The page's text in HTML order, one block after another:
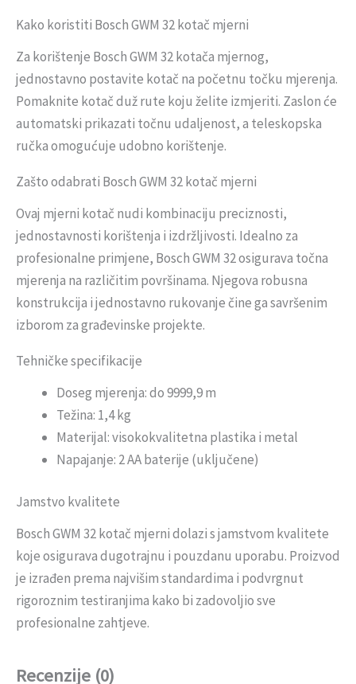
Kako koristiti Bosch GWM 32 kotač mjerni
Za korištenje Bosch GWM 32 kotača mjernog,
jednostavno postavite kotač na početnu točku mjerenja.
Pomaknite kotač duž rute koju želite izmjeriti. Zaslon će
automatski prikazati točnu udaljenost, a teleskopska
ručka omogućuje udobno korištenje.
Zašto odabrati Bosch GWM 32 kotač mjerni
Ovaj mjerni kotač nudi kombinaciju preciznosti,
jednostavnosti korištenja i izdržljivosti. Idealno za
profesionalne primjene, Bosch GWM 32 osigurava točna
mjerenja na različitim površinama. Njegova robusna
konstrukcija i jednostavno rukovanje čine ga savršenim
izborom za građevinske projekte.
Tehničke specifikacije
Doseg mjerenja: do 9999,9 m
Težina: 1,4 kg
Materijal: visokokvalitetna plastika i metal
Napajanje: 2 AA baterije (uključene)
Jamstvo kvalitete
Bosch GWM 32 kotač mjerni dolazi s jamstvom kvalitete
koje osigurava dugotrajnu i pouzdanu uporabu. Proizvod
je izrađen prema najvišim standardima i podvrgnut
rigoroznim testiranjima kako bi zadovoljio sve
profesionalne zahtjeve.
Recenzije (0)